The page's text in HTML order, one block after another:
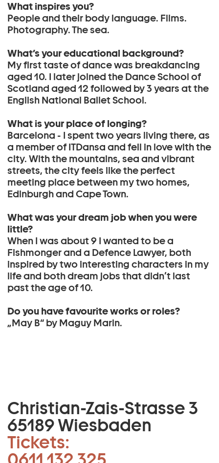
What inspires you?
People and their body language. Films.
Photography. The sea.
What’s your educational background?
My first taste of dance was breakdancing
aged 10. I later joined the Dance School of
Scotland aged 12 followed by 3 years at the
English National Ballet School.
What is your place of longing?
Barcelona - I spent two years living there, as
a member of ITDansa and fell in love with the
city. With the mountains, sea and vibrant
streets, the city feels like the perfect
meeting place between my two homes,
Edinburgh and Cape Town.
What was your dream job when you were
little?
When I was about 9 I wanted to be a
Fishmonger and a Defence Lawyer, both
inspired by two interesting characters in my
life and both dream jobs that didn’t last
past the age of 10.
Do you have favourite works or roles?
„May B“ by Maguy Marin.
Christian-Zais-Strasse 3
65189 Wiesbaden
Tickets: